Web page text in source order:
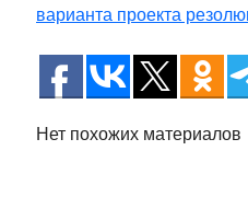
варианта проекта
Нет похожих материалов